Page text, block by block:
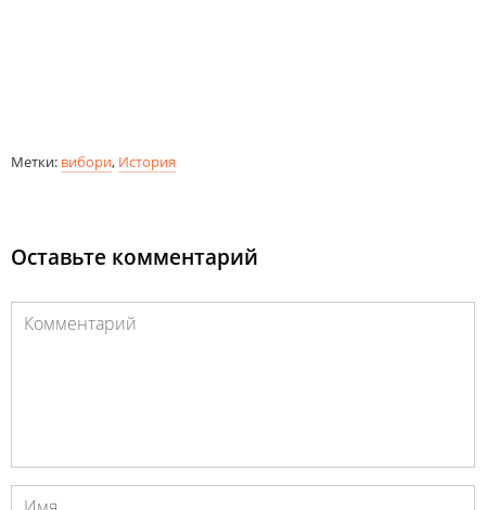
Метки: вибори, История
Оставьте комментарий